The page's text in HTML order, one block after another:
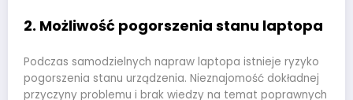
2. Możliwość pogorszenia stanu laptopa
Podczas samodzielnych napraw laptopa istnieje ryzyko
pogorszenia stanu urządzenia. Nieznajomość dokładnej
przyczyny problemu i brak wiedzy na temat poprawnych